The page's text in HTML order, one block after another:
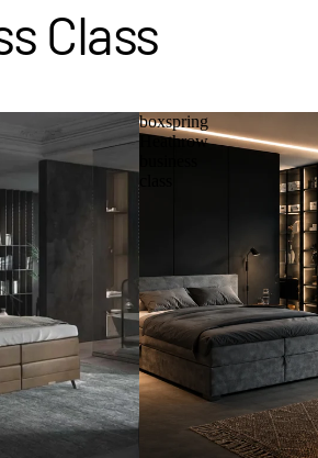
Class
boxspring
Heathrow